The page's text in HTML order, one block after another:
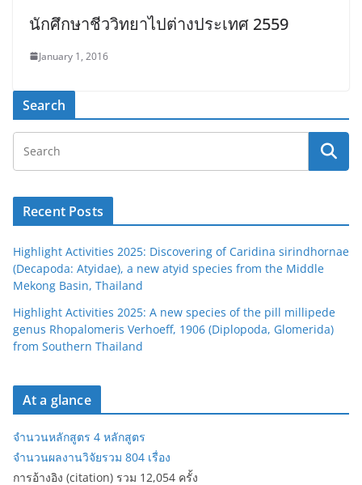
นักศึกษาชีววิทยาไปต่างประเทศ 2559
January 1, 2016
Search
Recent Posts
Highlight Activities 2025: Discovering of Caridina sirindhornae
(Decapoda: Atyidae), a new atyid species from the Middle
Mekong Basin, Thailand
Highlight Activities 2025: A new species of the pill millipede
genus Rhopalomeris Verhoeff, 1906 (Diplopoda, Glomerida)
from Southern Thailand
At a glance
จำนวนหลักสูตร 4 หลักสูตร
จำนวนผลงานวิจัยรวม 804 เรื่อง
การอ้างอิง (citation) รวม 12,054 ครั้ง